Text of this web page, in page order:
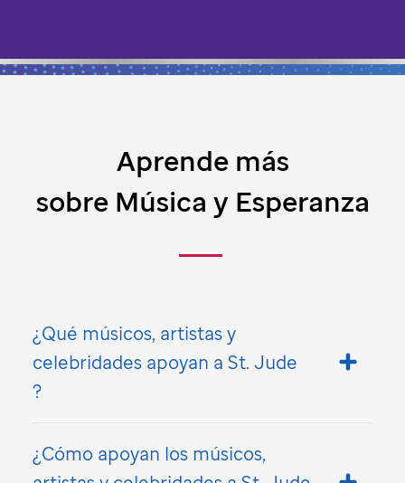
Aprende más
sobre Música y Esperanza
¿Qué músicos, artistas y
celebridades apoyan a St. Jude
?
¿Cómo apoyan los músicos,